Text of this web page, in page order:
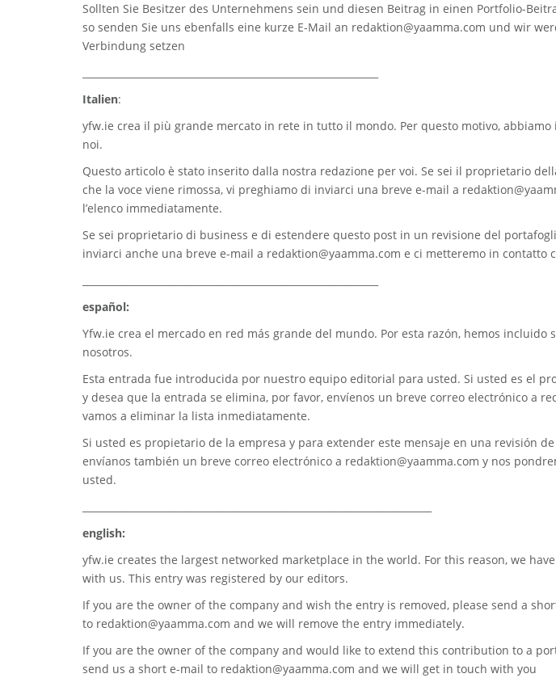
Sollten Sie Besitzer des Unternehmens sein und diesen Beitrag in einen Portfolio-
so senden Sie uns ebenfalls eine kurze E-Mail an redaktion@yaamma.com und wir
Verbindung setzen
Italien:
yfw.ie crea il più grande mercato in rete in tutto il mondo. Per questo motivo, abbiamo
noi.
Questo articolo è stato inserito dalla nostra redazione per voi. Se sei il proprietario
che la voce viene rimossa, vi preghiamo di inviarci una breve e-mail a
l’elenco immediatamente.
Se sei proprietario di business e di estendere questo post in un revisione del
inviarci anche una breve e-mail a redaktion@yaamma.com e ci metteremo in contatto
español:
Yfw.ie crea el mercado en red más grande del mundo. Por esta razón, hemos incluido
nosotros.
Esta entrada fue introducida por nuestro equipo editorial para usted. Si usted es el
y desea que la entrada se elimina, por favor, envíenos un breve correo electrónico a
vamos a eliminar la lista inmediatamente.
Si usted es propietario de la empresa y para extender este mensaje en una revisión
envíanos también un breve correo electrónico a redaktion@yaamma.com y nos
usted.
english:
yfw.ie creates the largest networked marketplace in the world. For this reason, we
with us. This entry was registered by our editors.
If you are the owner of the company and wish the entry is removed, please send a
to redaktion@yaamma.com and we will remove the entry immediately.
If you are the owner of the company and would like to extend this contribution to a
send us a short e-mail to redaktion@yaamma.com and we will get in touch with you